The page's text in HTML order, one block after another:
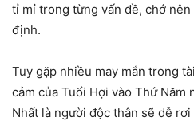
tỉ mỉ trong từng vấn đề, chớ
định.
Tuy gặp nhiều may mắn trong
cảm của Tuổi Hợi vào Thứ Năm
Nhất là người độc thân sẽ dễ